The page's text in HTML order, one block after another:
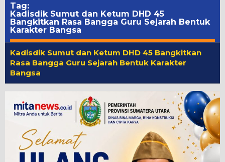
Tag:
Kadisdik Sumut dan Ketum DHD 45
Bangkitkan Rasa Bangga Guru Sejarah Bentuk
Karakter Bangsa
Kadisdik Sumut dan Ketum DHD 45 Bangkitkan
Rasa Bangga Guru Sejarah Bentuk Karakter
Bangsa